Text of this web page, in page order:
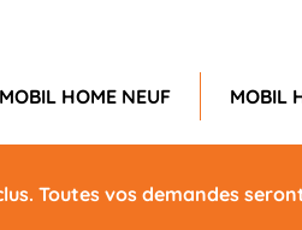
MOBIL HOME NEUF MOBIL
Toutes vos demandes